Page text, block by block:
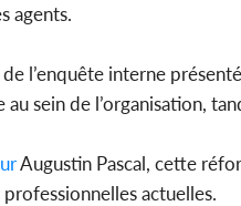
agents.
l’enquête interne
sein de l’organisation,
Augustin Pascal, cette
actuelles.